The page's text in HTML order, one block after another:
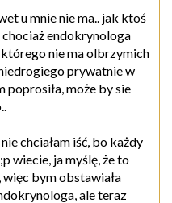
u mnie nie ma.. jak ktoś
endokrynologa
nie ma olbrzymich
prywatnie w
poprosiła, może by sie
chciałam iść, bo każdy
wiecie, ja myślę, że to
więc bym obstawiała
ale teraz